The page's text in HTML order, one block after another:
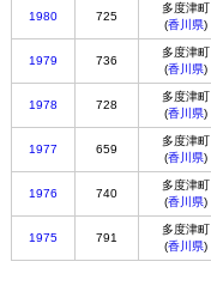
1980 725
多度津町
(香川県)
1979 736
多度津町
(香川県)
1978 728
多度津町
(香川県)
1977 659
多度津町
(香川県)
1976 740
多度津町
(香川県)
1975 791
多度津町
(香川県)